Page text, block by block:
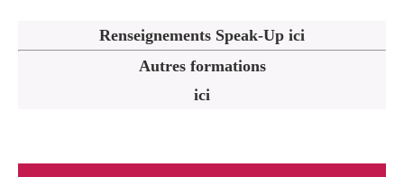
Renseignements Speak-Up ici
Autres formations
ici